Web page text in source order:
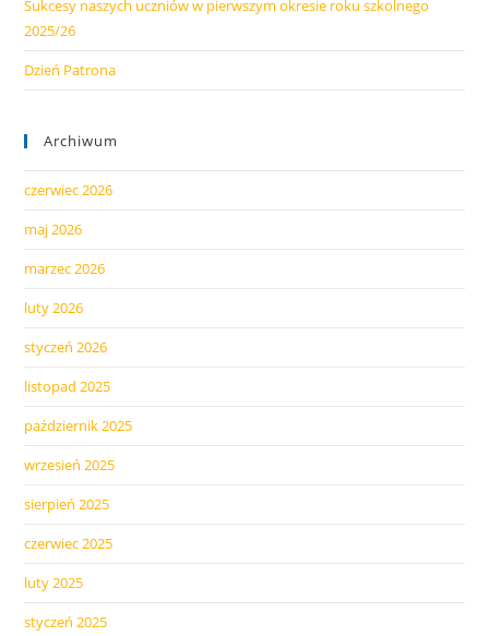
Sukcesy naszych uczniów w pierwszym okresie roku szkolnego
2025/26
Dzień Patrona
Archiwum
czerwiec 2026
maj 2026
marzec 2026
luty 2026
styczeń 2026
listopad 2025
październik 2025
wrzesień 2025
sierpień 2025
czerwiec 2025
luty 2025
styczeń 2025